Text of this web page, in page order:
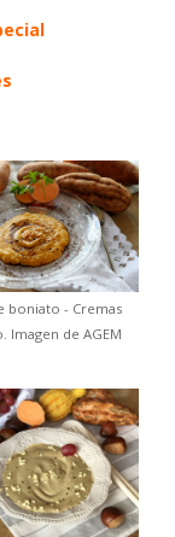
boniato - Cremas
Imagen de AGEM